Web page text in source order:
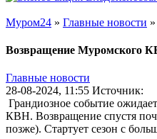
Муром24 » Главные новости
Возвращение Муромского
Главные новости
28-08-2024, 11:55 Источник:
Грандиозное событие ожидает
КВН. Возвращение спустя
позже). Стартует сезон с